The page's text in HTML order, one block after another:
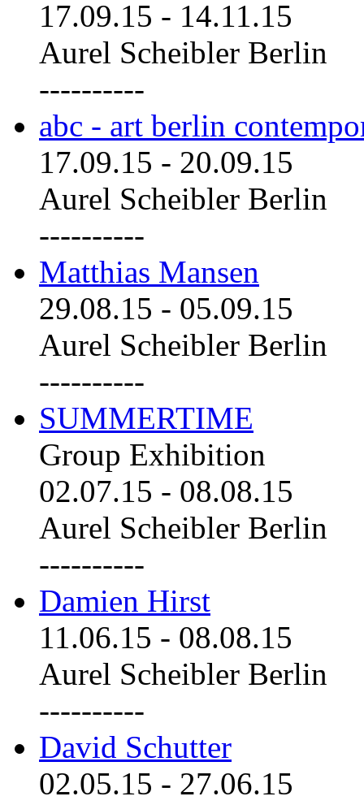
17.09.15 - 14.11.15
Aurel Scheibler Berlin
----------
abc - art berlin
17.09.15 - 20.09.15
Aurel Scheibler Berlin
----------
Matthias Mansen
29.08.15 - 05.09.15
Aurel Scheibler Berlin
----------
SUMMERTIME
Group Exhibition
02.07.15 - 08.08.15
Aurel Scheibler Berlin
----------
Damien Hirst
11.06.15 - 08.08.15
Aurel Scheibler Berlin
----------
David Schutter
02.05.15 - 27.06.15